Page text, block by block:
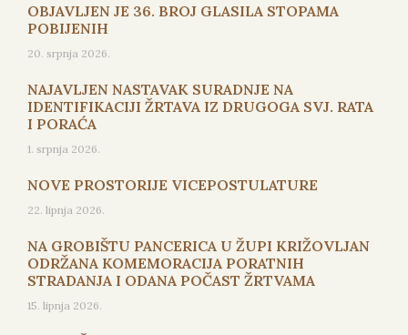
OBJAVLJEN JE 36. BROJ GLASILA STOPAMA
POBIJENIH
20. srpnja 2026.
NAJAVLJEN NASTAVAK SURADNJE NA
IDENTIFIKACIJI ŽRTAVA IZ DRUGOGA SVJ. RATA
I PORAĆA
1. srpnja 2026.
NOVE PROSTORIJE VICEPOSTULATURE
22. lipnja 2026.
NA GROBIŠTU PANCERICA U ŽUPI KRIŽOVLJAN
ODRŽANA KOMEMORACIJA PORATNIH
STRADANJA I ODANA POČAST ŽRTVAMA
15. lipnja 2026.